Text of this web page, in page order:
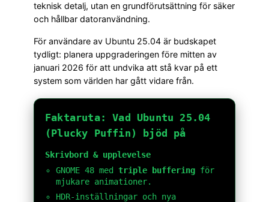
teknisk detalj, utan en grundförutsättning för säker
och hållbar datoranvändning.
För användare av Ubuntu 25.04 är budskapet
tydligt: planera uppgraderingen före mitten av
januari 2026 för att undvika att stå kvar på ett
system som världen har gått vidare från.
Faktaruta: Vad Ubuntu 25.04
(Plucky Puffin) bjöd på
Skrivbord & upplevelse
GNOME 48 med triple buffering för
mjukare animationer.
HDR-inställningar och nya